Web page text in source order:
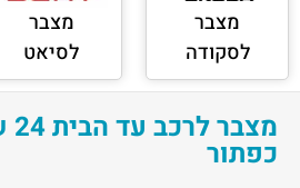
מצבר
לסקודה
מצבר
לסיאט
כפתור